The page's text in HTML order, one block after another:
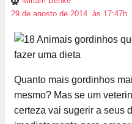
29 de agosto de 2014, às 17:47h
Quanto mais gordinhos
mesmo? Mas se um
certeza vai sugerir a seus